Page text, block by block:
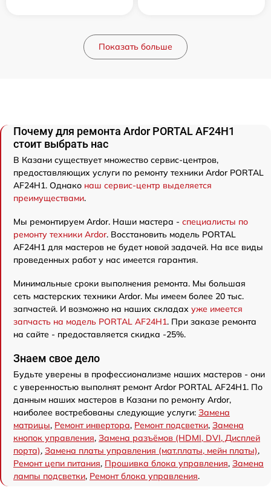
Показать больше
Почему для ремонта Ardor PORTAL AF24H1
стоит выбрать нас
В Казани существует множество сервис-центров,
предоставляющих услуги по ремонту техники Ardor PORTAL
AF24H1. Однако наш сервис-центр выделяется
преимуществами.
Мы ремонтируем Ardor. Наши мастера - специалисты по
ремонту техники Ardor. Восстановить модель PORTAL
AF24H1 для мастеров не будет новой задачей. На все виды
проведенных работ у нас имеется гарантия.
Минимальные сроки выполнения ремонта. Мы большая
сеть мастерских техники Ardor. Мы имеем более 20 тыс.
запчастей. И возможно на наших складах уже имеется
запчасть на модель PORTAL AF24H1. При заказе ремонта
на сайте - предоставляется скидка -25%.
Знаем свое дело
Будьте уверены в профессионализме наших мастеров - они
с уверенностью выполнят ремонт Ardor PORTAL AF24H1. По
данным наших мастеров в Казани по ремонту Ardor,
наиболее востребованы следующие услуги: Замена
матрицы, Ремонт инвертора, Ремонт подсветки, Замена
кнопок управления, Замена разъёмов (HDMI, DVI, Дисплей
порта), Замена платы управления (мат.платы, мейн платы),
Ремонт цепи питания, Прошивка блока управления, Замена
лампы подсветки, Ремонт блока управления.